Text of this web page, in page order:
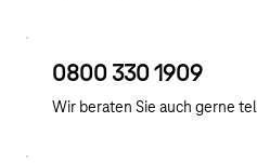
0800 330 1909
Wir beraten Sie auch gerne